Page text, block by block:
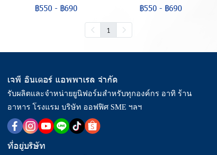
฿550 - ฿690
฿550 - ฿690
1
เจพี อินเตอร์ แอพพาเรล จำกัด
รับผลิตและจำหน่ายยูนิฟอร์มสำหรับทุกองค์กร อาทิ ร้าน
อาหาร โรงแรม บริษัท ออฟฟิศ SME ฯลฯ
ที่อยู่บริษัท